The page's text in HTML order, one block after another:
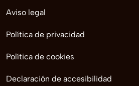
Aviso legal
Política de privacidad
Política de cookies
Declaración de accesibilidad